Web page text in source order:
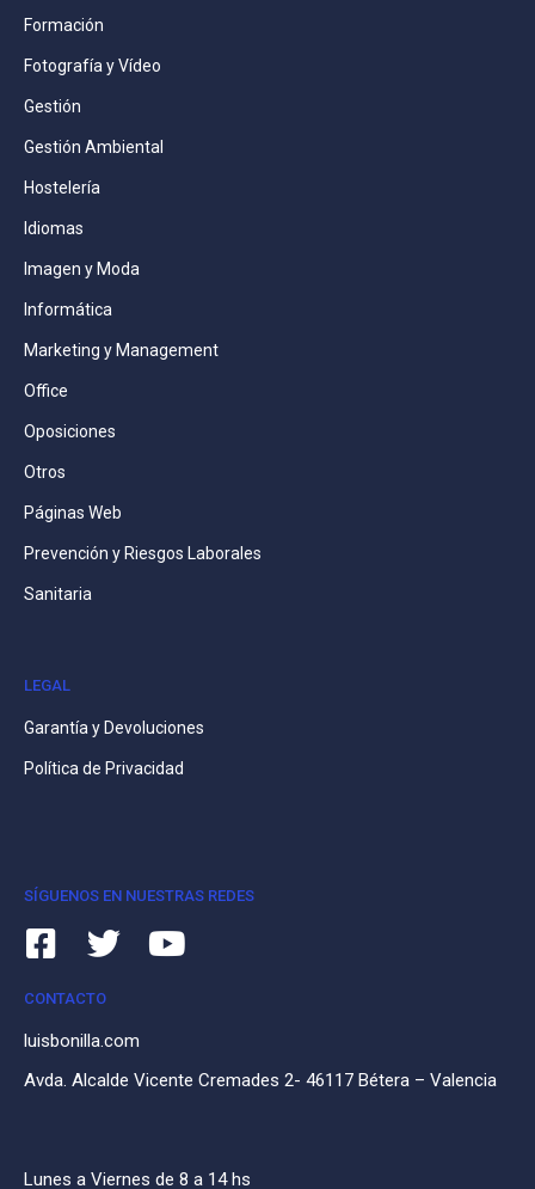
Formación
Fotografía y Vídeo
Gestión
Gestión Ambiental
Hostelería
Idiomas
Imagen y Moda
Informática
Marketing y Management
Office
Oposiciones
Otros
Páginas Web
Prevención y Riesgos Laborales
Sanitaria
LEGAL
Garantía y Devoluciones
Política de Privacidad
SÍGUENOS EN NUESTRAS REDES
CONTACTO
luisbonilla.com
Avda. Alcalde Vicente Cremades 2- 46117 Bétera – Valencia
Lunes a Viernes de 8 a 14 hs